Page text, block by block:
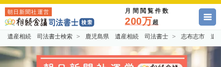
朝日新聞社運営 月間閲覧件数
200万超
遺産相続 司法書士検索 鹿児島県 遺産相続 司法書士 志布志市 遺